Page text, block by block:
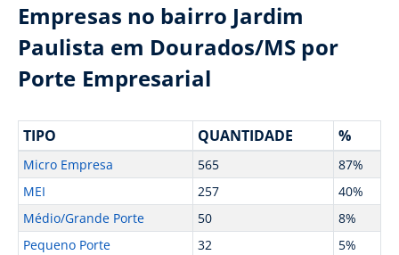
Empresas no bairro Jardim
Paulista em Dourados/MS por
Porte Empresarial
TIPO QUANTIDADE %
Micro Empresa 565
87%
MEI
257
40%
Médio/Grande Porte
50
8%
Pequeno Porte
32 5%